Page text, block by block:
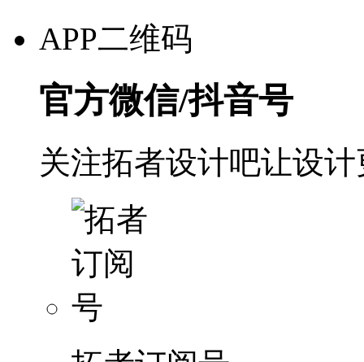
APP二维码
官方微信/抖音号
关注拓者设计吧让设